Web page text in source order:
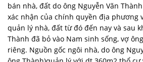
bán nhà, đất do ông Nguyễn Văn
xác nhận của chính quyền địa phương
quản lý nhà, đất từ đó đến nay và sau
Thành đã bỏ vào Nam sinh sống, vợ
riêng. Nguồn gốc ngôi nhà, do ông